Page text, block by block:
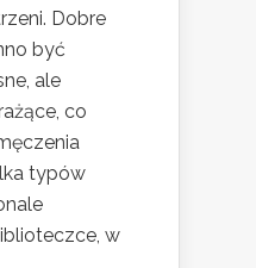
Dobre
być
ale
co
typów
w